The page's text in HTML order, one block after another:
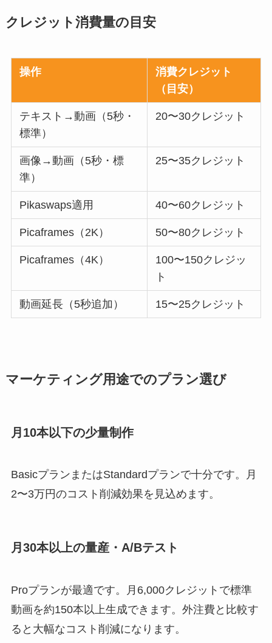
クレジット消費量の目安
操作
消費クレジット
（目安）
テキスト→動画（5秒・
標準）
20〜30クレジット
画像→動画（5秒・標
準）
25〜35クレジット
Pikaswaps適用 40〜60クレジット
Picaframes（2K） 50〜80クレジット
Picaframes（4K）
100〜150クレジッ
ト
動画延長（5秒追加） 15〜25クレジット
マーケティング用途でのプラン選び
月10本以下の少量制作
BasicプランまたはStandardプランで十分です。月
2〜3万円のコスト削減効果を見込めます。
月30本以上の量産・A/Bテスト
Proプランが最適です。月6,000クレジットで標準
動画を約150本以上生成できます。外注費と比較す
ると大幅なコスト削減になります。